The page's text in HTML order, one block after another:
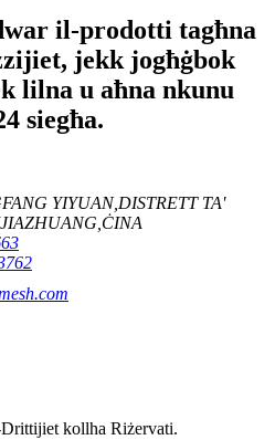
il-prodotti tagħna
jekk jogħġbok
lilna u aħna nkunu
siegħa.
YIYUAN,DISTRETT TA'
kollha Riżervati.